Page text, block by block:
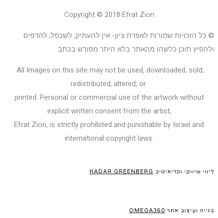
Copyright © 2018 Efrat Zion
© כל הזכויות שמורות לאפרת ציון- אין להעתיק, לשכפל, להדפיס
ולהפיץ תוכן כלשהו מהאתר בלא היתר מפורש בכתב
All Images on this site may not be used, downloaded, sold,
redistributed, altered, or
printed. Personal or commercial use of the artwork without
explicit written consent from the artist,
Efrat Zion, is strictly prohibited and punishable by Israel and
international copyright laws.
ליווי שיווקי וקריאיטיב HADAR GREENBERG
בנייה ועיצוב אתר OMEGA360